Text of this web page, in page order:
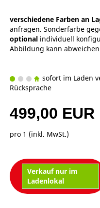
verschiedene Farben an
anfragen. Sonderfarbe
optional individuell
Abbildung kann
sofort im Laden
Rücksprache
499,00 EUR
pro 1 (inkl. MwSt.)
Verkauf nur im
Ladenlokal